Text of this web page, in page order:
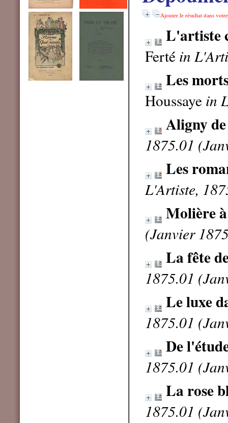
Ajouter le résultat dans
L'artiste
Ferté in
Les
Houssaye in
Aligny
1875.01
Les
L'Artiste,
Molière
(Janvier
La fête
1875.01
Le luxe
1875.01
De
1875.01
La rose
1875.01